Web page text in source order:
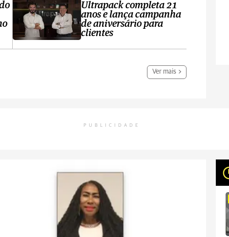
Ultrapack completa 21
anos e lança campanha
de aniversário para
clientes
Ver mais
PUBLICIDADE